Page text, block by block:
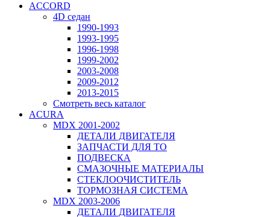
ACCORD
4D седан
1990-1993
1993-1995
1996-1998
1999-2002
2003-2008
2009-2012
2013-2015
Смотреть весь каталог
ACURA
MDX 2001-2002
ДЕТАЛИ ДВИГАТЕЛЯ
ЗАПЧАСТИ ДЛЯ ТО
ПОДВЕСКА
СМАЗОЧНЫЕ МАТЕРИАЛЫ
СТЕКЛООЧИСТИТЕЛЬ
ТОРМОЗНАЯ СИСТЕМА
MDX 2003-2006
ДЕТАЛИ ДВИГАТЕЛЯ